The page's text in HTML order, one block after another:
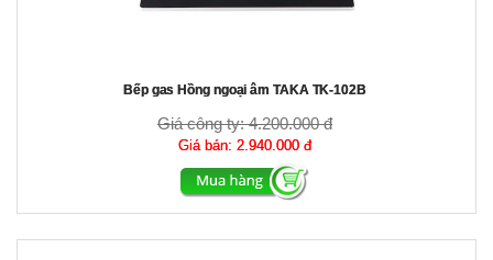
Bếp gas Hồng ngoại âm TAKA TK-102B
Giá công ty:4.200.000 đ
Giá bán: 2.940.000 đ